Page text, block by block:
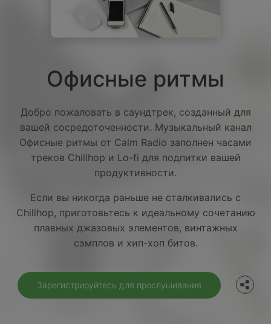
Офисные ритмы
Добро пожаловать в саундтрек, созданный для
вашей сосредоточенности. Музыкальный канал
Офисные ритмы от Calm Radio заполнен часами
треков Chillhop и Lo-fi для подпитки вашей
продуктивности.
Если вы никогда раньше не сталкивались с
Chillhop, приготовьтесь к идеальному сочетанию
плавных джазовых элементов, винтажных
сэмплов и хип-хоп битов.
Зарегистрируйтесь для прослушивания
Facebook